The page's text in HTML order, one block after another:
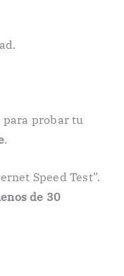
probar tu
.
Speed Test”.
de 30